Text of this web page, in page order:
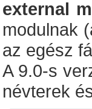
external
modulnak
az egész
A 9.0-s
névterek